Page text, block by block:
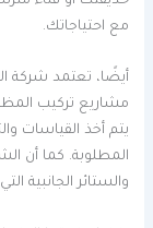
مع احتياجاتك.
أيضًا، تعتمد شركة
مشاريع تركيب
يتم أخذ القياسات
المطلوبة. كما أن
والستائر الجانبية